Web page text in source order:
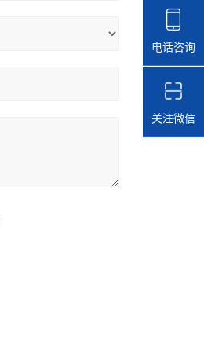
电话咨询
关注微信